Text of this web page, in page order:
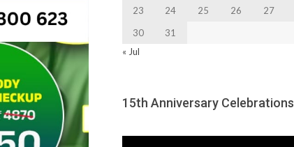
23
24 25 26 27
30
31
« Jul
15th Anniversary Celebrations